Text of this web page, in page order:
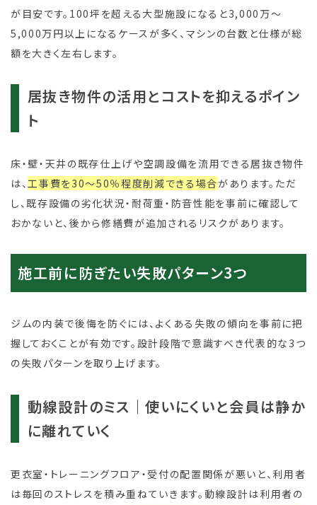
が目安です。100坪を超える大型施設になると3,000万～
5,000万円以上になるケースが多く、マシンの台数と仕様が総
額を大きく左右します。
居抜き物件の活用とコストを抑えるポイン
ト
床・壁・天井の既存仕上げや空調設備を流用できる居抜き物件
は、工事費を30～50％程度削減できる場合があります。ただ
し、既存設備の劣化状況・耐荷重・防音性能を事前に確認して
おかないと、後から修繕費が追加されるリスクがあります。
施工前に防ぎたい失敗パターン3つ
ジムの内装で後悔を防ぐには、よくある失敗の傾向を事前に把
握しておくことが有効です。設計段階で意識すべき代表的な3つ
の失敗パターンを取り上げます。
動線設計のミス｜使いにくいと会員は静か
に離れていく
更衣室・トレーニングフロア・受付の配置関係が悪いと、利用者
は毎回のストレスを積み重ねていきます。動線設計は利用者の